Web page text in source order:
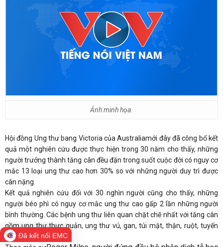
Ảnh minh họa.
Hội đồng Ung thư bang Victoria của Australiamới đây đã công bố kết
quả một nghiên cứu được thực hiện trong 30 năm cho thấy, những
người trưởng thành tăng cân đều đặn trong suốt cuộc đời có nguy cơ
mắc 13 loại ung thư cao hơn 30% so với những người duy trì được
cân nặng.
Kết quả nghiên cứu đối với 30 nghìn người cũng cho thấy, những
người béo phì có nguy cơ mắc ung thư cao gấp 2 lần những người
bình thường. Các bệnh ung thư liên quan chặt chẽ nhất với tăng cân
gồm ung thư thực quản, ung thư vú, gan, túi mật, thận, ruột, tuyến
giáp…Đã kết nối EMC